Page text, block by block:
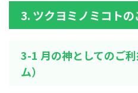
3. ツクヨミノミコトの
3-1 月の神としてのご
ム）